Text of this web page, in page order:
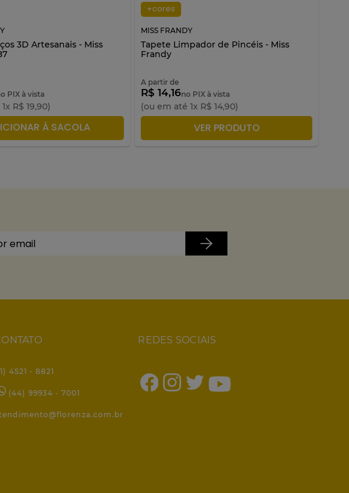
3D Artesanais - Miss
PIX à vista
1x R$ 19,90)
À SACOLA
+cores
MISS FRANDY
Tapete Limpador de Pincéis - Miss
Frandy
A partir de
R$ 14,16no PIX à vista
(ou em até1x R$ 14,90)
ADICIONAR À SACOLA
VER PRODUTO
4521 - 8821
(44) 99934 - 7001
REDES SOCIAIS